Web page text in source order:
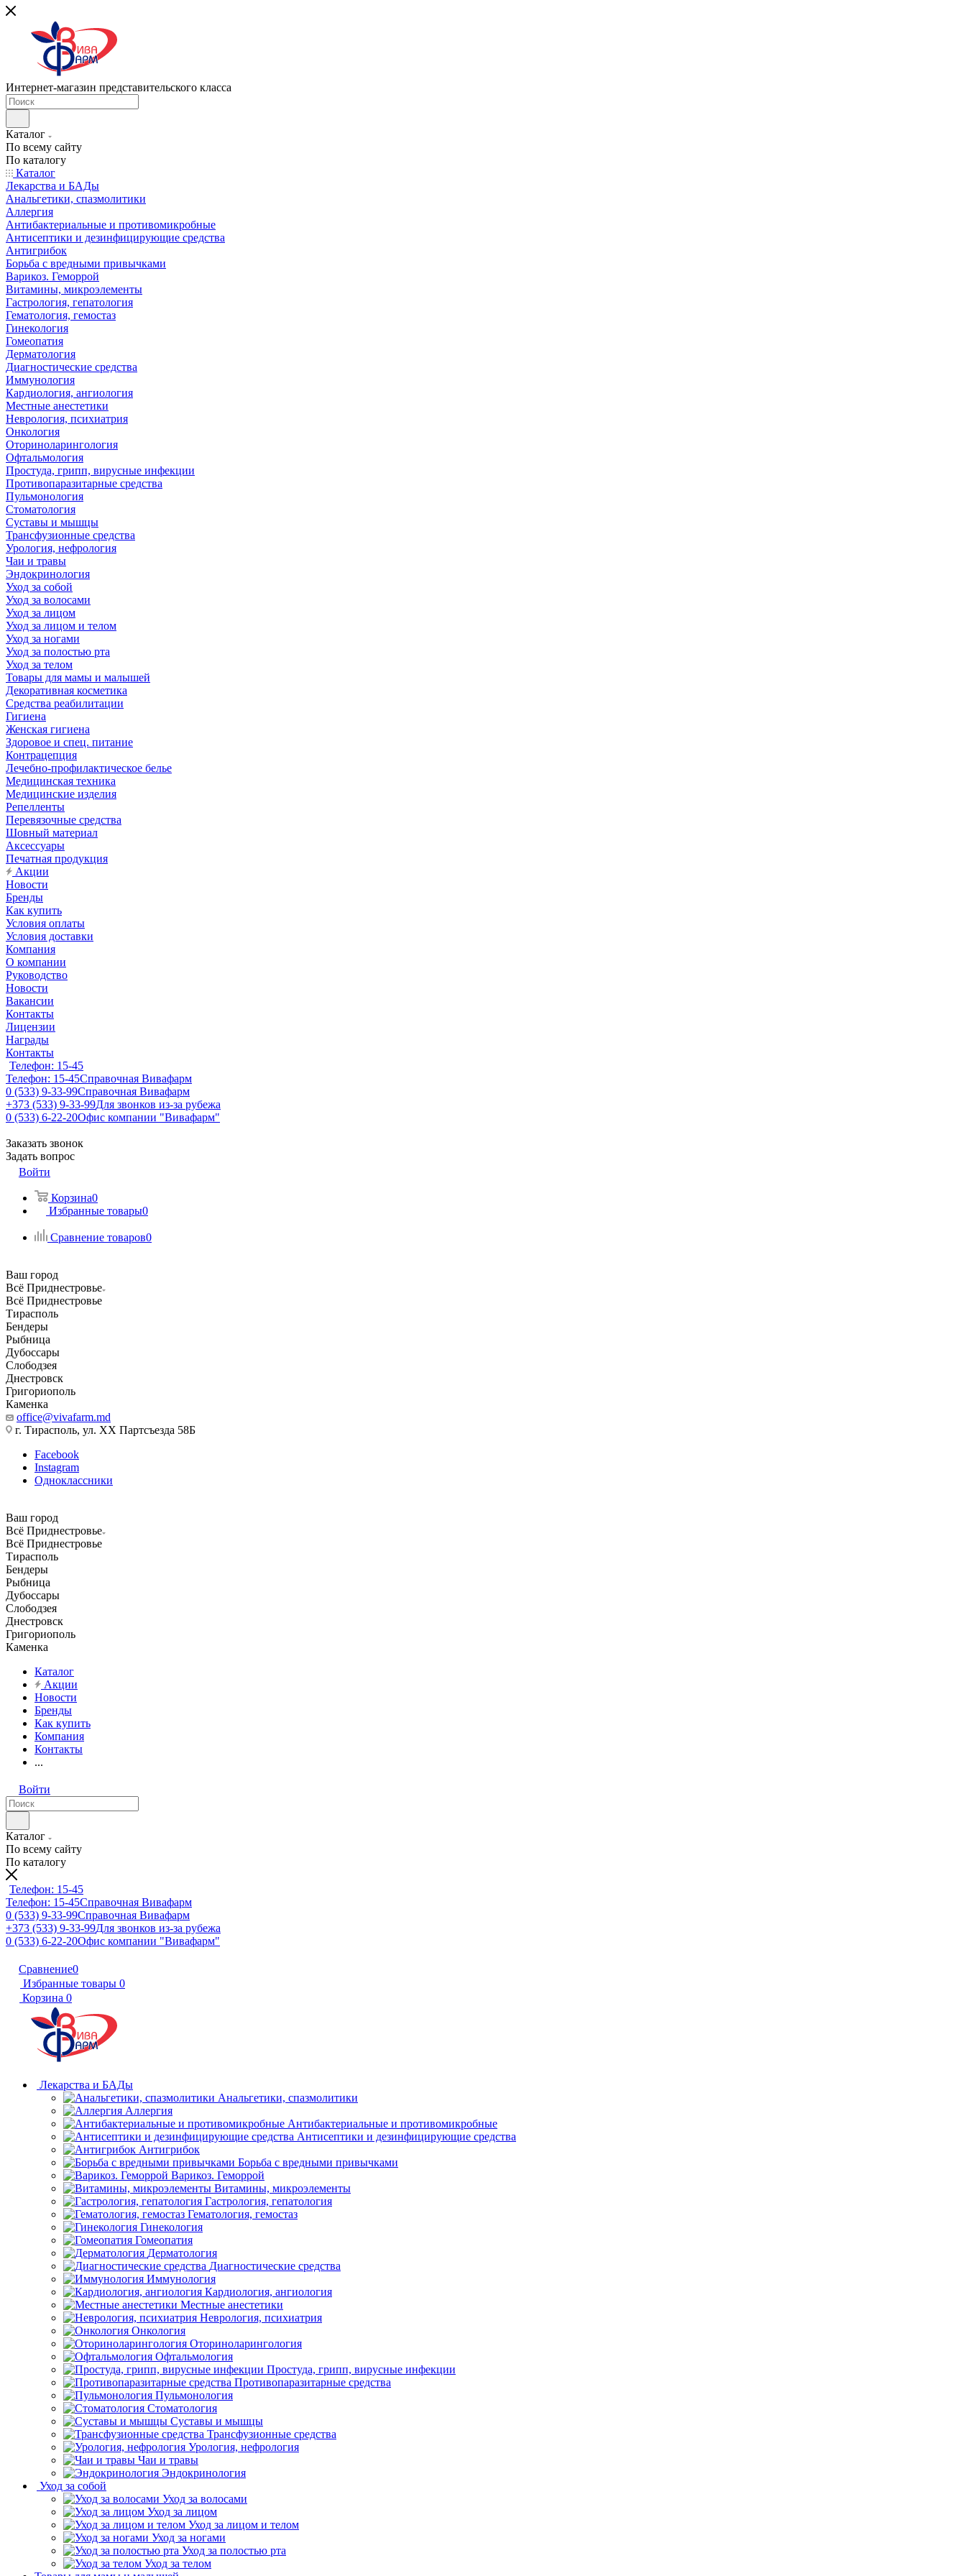
Интернет-магазин представительского класса
Каталог
По всему сайту
По каталогу
Каталог
Лекарства и БАДы
Анальгетики, спазмолитики
Аллергия
Антибактериальные и противомикробные
Антисептики и дезинфицирующие средства
Антигрибок
Борьба с вредными привычками
Варикоз. Геморрой
Витамины, микроэлементы
Гастрология, гепатология
Гематология, гемостаз
Гинекология
Гомеопатия
Дерматология
Диагностические средства
Иммунология
Кардиология, ангиология
Местные анестетики
Неврология, психиатрия
Онкология
Оториноларингология
Офтальмология
Простуда, грипп, вирусные инфекции
Противопаразитарные средства
Пульмонология
Стоматология
Суставы и мышцы
Трансфузионные средства
Урология, нефрология
Чаи и травы
Эндокринология
Уход за собой
Уход за волосами
Уход за лицом
Уход за лицом и телом
Уход за ногами
Уход за полостью рта
Уход за телом
Товары для мамы и малышей
Декоративная косметика
Средства реабилитации
Гигиена
Женская гигиена
Здоровое и спец. питание
Контрацепция
Лечебно-профилактическое белье
Медицинская техника
Медицинские изделия
Репелленты
Перевязочные средства
Шовный материал
Аксессуары
Печатная продукция
Акции
Новости
Бренды
Как купить
Условия оплаты
Условия доставки
Компания
О компании
Руководство
Новости
Вакансии
Контакты
Лицензии
Награды
Контакты
Телефон: 15-45
Телефон: 15-45Справочная Вивафарм
0 (533) 9-33-99Справочная Вивафарм
+373 (533) 9-33-99Для звонков из-за рубежа
0 (533) 6-22-20Офис компании "Вивафарм"
Заказать звонок
Задать вопрос
Войти
Корзина0
Избранные товары0
Сравнение товаров0
Ваш город
Всё Приднестровье
Всё Приднестровье
Тирасполь
Бендеры
Рыбница
Дубоссары
Слободзея
Днестровск
Григориополь
Каменка
office@vivafarm.md
г. Тирасполь, ул. ХХ Партсъезда 58Б
Facebook
Instagram
Одноклассники
Ваш город
Всё Приднестровье
Всё Приднестровье
Тирасполь
Бендеры
Рыбница
Дубоссары
Слободзея
Днестровск
Григориополь
Каменка
Каталог
Акции
Новости
Бренды
Как купить
Компания
Контакты
...
Войти
Каталог
По всему сайту
По каталогу
Телефон: 15-45
Телефон: 15-45Справочная Вивафарм
0 (533) 9-33-99Справочная Вивафарм
+373 (533) 9-33-99Для звонков из-за рубежа
0 (533) 6-22-20Офис компании "Вивафарм"
Сравнение0
Избранные товары 0
Корзина 0
Лекарства и БАДы
Анальгетики, спазмолитики
Аллергия
Антибактериальные и противомикробные
Антисептики и дезинфицирующие средства
Антигрибок
Борьба с вредными привычками
Варикоз. Геморрой
Витамины, микроэлементы
Гастрология, гепатология
Гематология, гемостаз
Гинекология
Гомеопатия
Дерматология
Диагностические средства
Иммунология
Кардиология, ангиология
Местные анестетики
Неврология, психиатрия
Онкология
Оториноларингология
Офтальмология
Простуда, грипп, вирусные инфекции
Противопаразитарные средства
Пульмонология
Стоматология
Суставы и мышцы
Трансфузионные средства
Урология, нефрология
Чаи и травы
Эндокринология
Уход за собой
Уход за волосами
Уход за лицом
Уход за лицом и телом
Уход за ногами
Уход за полостью рта
Уход за телом